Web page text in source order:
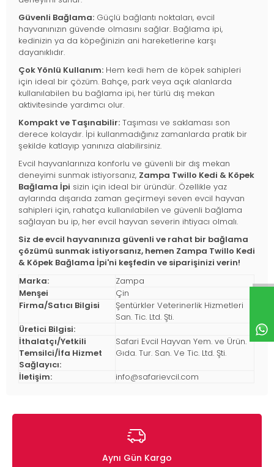
Güvenli Bağlama: Güçlü bağlantı noktaları, evcil
hayvanınızın güvende olmasını sağlar. Bağlama ipi,
kedinizin ya da köpeğinizin ani hareketlerine karşı
dayanıklıdır.
Çok Yönlü Kullanım: Hem kedi hem de köpek sahipleri
için ideal bir çözüm. Bahçe, park veya açık alanlarda
kullanılabilen bu bağlama ipi, her türlü dış mekan
aktivitesinde yardımcı olur.
Kompakt ve Taşınabilir: Taşıması ve saklaması son
derece kolaydır. İpi kullanmadığınız zamanlarda pratik bir
şekilde katlayıp yanınıza alabilirsiniz.
Evcil hayvanlarınıza konforlu ve güvenli bir dış mekan
deneyimi sunmak istiyorsanız, Zampa Twillo Kedi & Köpek
Bağlama İpi sizin için ideal bir üründür. Özellikle yaz
aylarında dışarıda zaman geçirmeyi seven evcil hayvan
sahipleri için, rahatça kullanılabilen ve güvenli bağlama
sağlayan bu ip, her evcil hayvan severin ihtiyacı olmalı.
Siz de evcil hayvanınıza güvenli ve rahat bir bağlama
çözümü sunmak istiyorsanız, hemen Zampa Twillo Kedi
& Köpek Bağlama İpi'ni keşfedin ve siparişinizi verin!
Marka:
Zampa
Menşei
Çin
Firma/Satıcı Bilgisi
Şentürkler Veterinerlik Hizmetleri
San. Tic. Ltd. Şti.
Üretici Bilgisi:
İthalatçı/Yetkili
Temsilci/İfa Hizmet
Sağlayıcı:
Safari Evcil Hayvan Yem. ve Ürün.
Gıda. Tur. San. Ve Tic. Ltd. Şti.
İletişim: info@safarievcil.com
Aynı Gün Kargo